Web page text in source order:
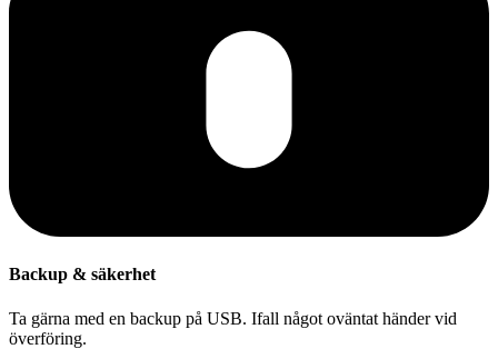
Backup & säkerhet
Ta gärna med en backup på USB. Ifall något oväntat händer vid
överföring.